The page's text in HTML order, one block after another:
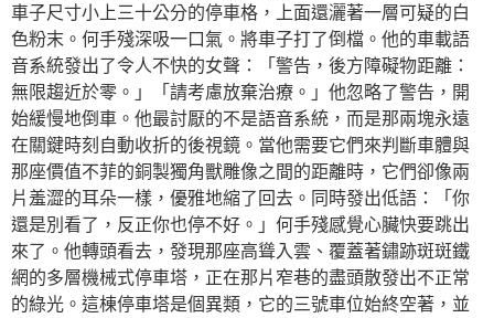
車子尺寸小上三十公分的停車格，上面還灑著一層可疑的白
色粉末。何手殘深吸一口氣。將車子打了倒檔。他的車載語
音系統發出了令人不快的女聲：「警告，後方障礙物距離：
無限趨近於零。」「請考慮放棄治療。」他忽略了警告，開
始緩慢地倒車。他最討厭的不是語音系統，而是那兩塊永遠
在關鍵時刻自動收折的後視鏡。當他需要它們來判斷車體與
那座價值不菲的銅製獨角獸雕像之間的距離時，它們卻像兩
片羞澀的耳朵一樣，優雅地縮了回去。同時發出低語：「你
還是別看了，反正你也停不好。」何手殘感覺心臟快要跳出
來了。他轉頭看去，發現那座高聳入雲、覆蓋著鏽跡斑斑鐵
網的多層機械式停車塔，正在那片窄巷的盡頭散發出不正常
的綠光。這棟停車塔是個異類，它的三號車位始終空著，並